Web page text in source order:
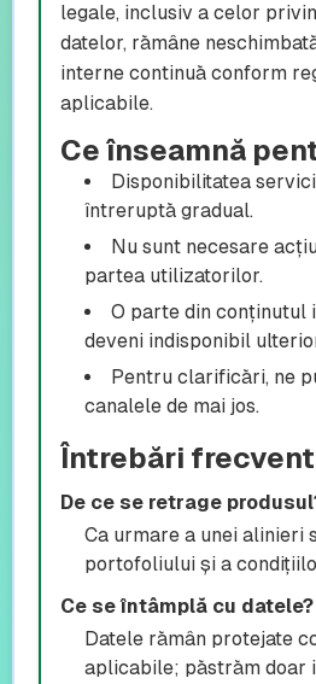
legale, inclusiv a celor
datelor, rămâne
interne continuă conform
aplicabile.
Ce înseamnă
Disponibilitatea
întreruptă gradual.
Nu sunt necesare
partea utilizatorilor.
O parte din conținutul
deveni indisponibil
Pentru clarificări, ne
canalele de mai jos.
Întrebări
De ce se retrage
Ca urmare a unei alinieri
portofoliului și a
Ce se întâmplă cu datele?
Datele rămân protejate
aplicabile; păstrăm doar